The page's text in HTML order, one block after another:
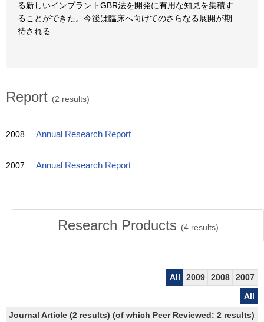
る新しいインプラントGBR法を開発に有用な知見を集積す
ることができた。今後は臨床へ向けてのさらなる展開が期
待される.
Report (2 results)
2008 Annual Research Report
2007 Annual Research Report
Research Products (4results)
All 2009 2008
2007
All
Journal Article (2 results) (of which Peer Reviewed: 2 results)